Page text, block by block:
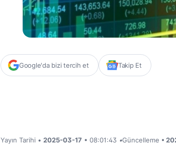
Google'da bizi tercih et Takip Et
Yayın Tarihi • 2025-03-17 • 08:01:43 •Güncelleme •